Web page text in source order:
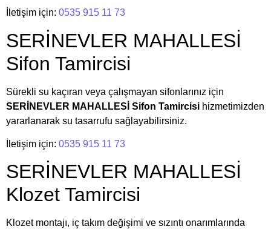
İletişim için: 0535 915 11 73
SERİNEVLER MAHALLESİ
Sifon Tamircisi
Sürekli su kaçıran veya çalışmayan sifonlarınız için
SERİNEVLER MAHALLESİ Sifon Tamircisi hizmetimizden
yararlanarak su tasarrufu sağlayabilirsiniz.
İletişim için: 0535 915 11 73
SERİNEVLER MAHALLESİ
Klozet Tamircisi
Klozet montajı, iç takım değişimi ve sızıntı onarımlarında